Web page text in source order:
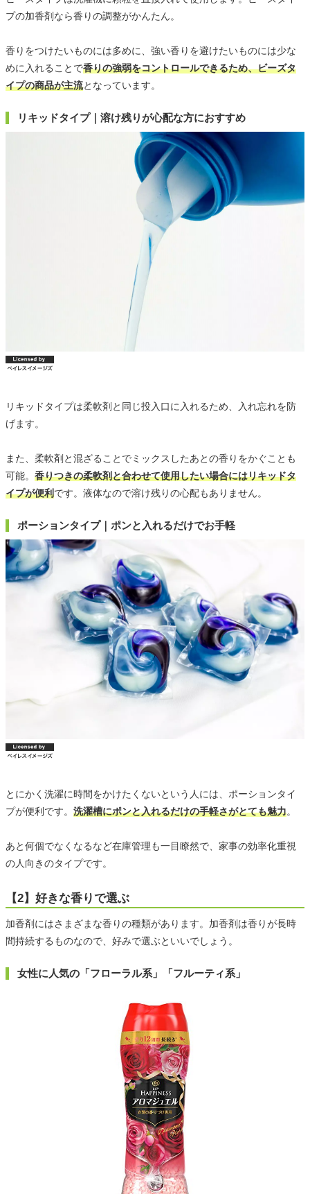
プの加香剤なら香りの調整がかんたん。
香りをつけたいものには多めに、強い香りを避けたいものには少な
めに入れることで香りの強弱をコントロールできるため、ビーズタ
イプの商品が主流となっています。
リキッドタイプ｜溶け残りが心配な方におすすめ
リキッドタイプは柔軟剤と同じ投入口に入れるため、入れ忘れを防
げます。
また、柔軟剤と混ざることでミックスしたあとの香りをかぐことも
可能。 香りつきの柔軟剤と合わせて使用したい場合にはリキッドタ
イプが便利です。液体なので溶け残りの心配もありません。
ポーションタイプ｜ポンと入れるだけでお手軽
とにかく洗濯に時間をかけたくないという人には、ポーションタイ
プが便利です。 洗濯槽にポンと入れるだけの手軽さがとても魅力。
あと何個でなくなるなど在庫管理も一目瞭然で、家事の効率化重視
の人向きのタイプです。
【2】好きな香りで選ぶ
加香剤にはさまざまな香りの種類があります。加香剤は香りが長時
間持続するものなので、好みで選ぶといいでしょう。
女性に人気の「フローラル系」「フルーティ系」